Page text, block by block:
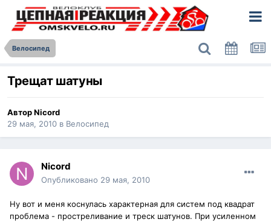
Велосипед
Трещат шатуны
АвторNicord
29 мая, 2010 в Велосипед
Nicord
Опубликовано 29 мая, 2010
Ну вот и меня коснулась характерная для систем под квадрат
проблема - простреливание и треск шатунов. При усиленном